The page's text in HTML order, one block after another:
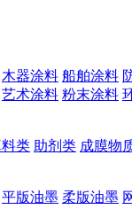
木器涂料 船舶涂料
艺术涂料 粉末涂料
类 助剂类 成膜物
平版油墨 柔版油墨